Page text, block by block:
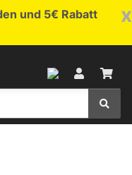
x
und 5€ Rabatt